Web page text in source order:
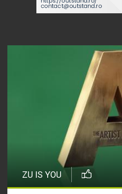
ZU IS YOU